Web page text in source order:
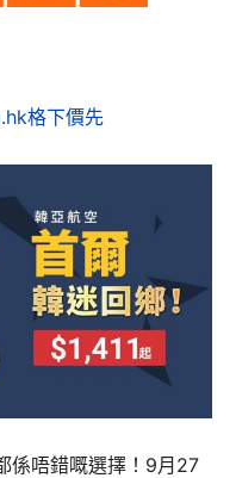
格下價先
係唔錯嘅選擇！9月27